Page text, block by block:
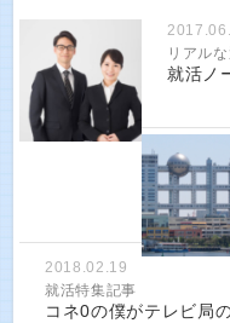
リアル
就活ノ
2018.02.19
就活特集記事
コネ0の僕がテレビ局